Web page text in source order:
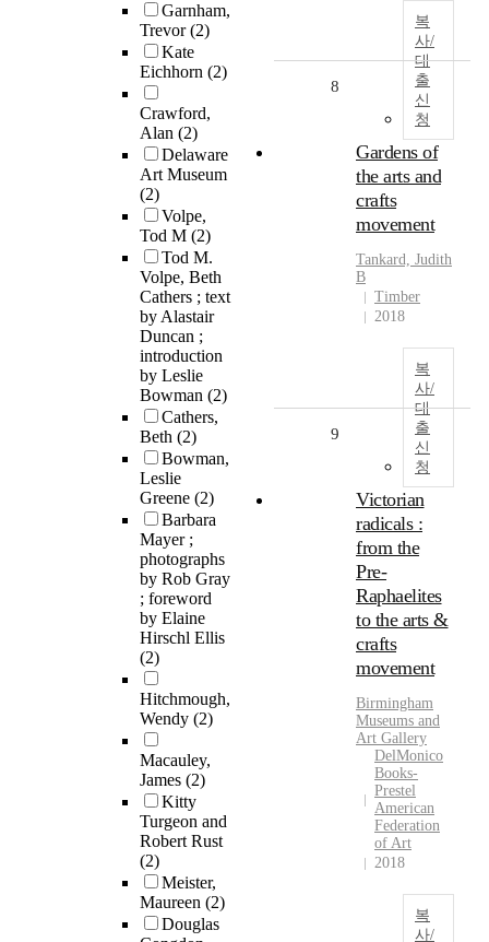
Garnham,
Trevor(2)
Kate
Eichhorn (2)
Crawford,
Alan (2)
Delaware
Art Museum
(2)
Volpe,
Tod M (2)
Tod M.
Volpe, Beth
Cathers ; text
by Alastair
Duncan ;
introduction
by Leslie
Bowman (2)
Cathers,
Beth (2)
Bowman,
Leslie
Greene (2)
Barbara
Mayer ;
photographs
by Rob Gray
; foreword
by Elaine
Hirschl Ellis
(2)
Hitchmough,
Wendy (2)
Macauley,
James (2)
Kitty
Turgeon and
Robert Rust
(2)
Meister,
Maureen (2)
Douglas
복
사/
대
출
신
청
8
Gardens of
the arts and
crafts
movement
Tankard, Judith
B
Timber
2018
복
사/
대
출
신
청
9
Victorian
radicals :
from the
Pre-
Raphaelites
to the arts &
crafts
movement
Birmingham
Museums and
Art Gallery
DelMonico
Books-
Prestel
American
Federation
of Art
2018
복
사/